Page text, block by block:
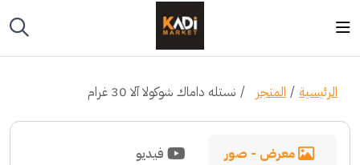
الرئيسية المتجر نستله داماك شوكولا آلا 30 غرام
معرض - صور فيديو